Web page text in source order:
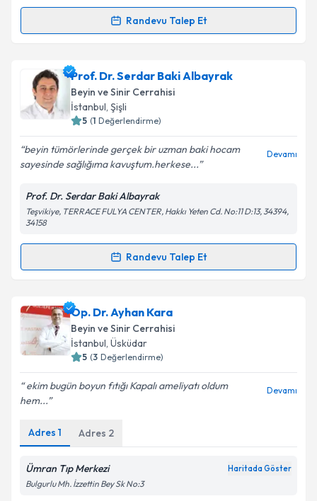
Metni'ni okudum ve kişisel verilerimin belirtilen
kapsamda işlenmesini kabul ediyorum.
Randevu Talep Et
Randevu Takvimi Talebi
Prof. Dr. Ali Yılmaziçin randevu takvimi talebi
oluşturun. Size bu uzmandan randevu almanız için bir
takvim hazırlandığında e-posta ile bilgilendireceğiz.
Kişisel verilerimin işlenmesine ilişkin
Metni'ni okudum ve kişisel verilerimin belirtilen
Takvim Talebini Gönder
Prof. Dr. Serdar Baki Albayrak
Beyin ve Sinir Cerrahisi
İstanbul, Şişli
5 (1 Değerlendirme)
beyin tümörlerinde gerçek bir uzman baki hocam
sayesinde sağlığıma kavuştum.herkese...
Devamı
Prof. Dr. Serdar Baki Albayrak
Teşvikiye, TERRACE FULYA CENTER, Hakkı Yeten Cd. No:11 D:13, 34394,
34158
Randevu Talep Et
Randevu Takvimi Talebi
Prof. Dr. Serdar Baki Albayrak
talebi oluşturun. Size bu uzmandan randevu almanız
için bir takvim hazırlandığında e-posta ile
bilgilendireceğiz.
E-posta Adresiniz
Kişisel verilerimin işlenmesine ilişkinAydınlatma
Metni'ni okudum ve kişisel verilerimin belirtilen
kapsamda işlenmesini kabul ediyorum.
Op. Dr. Ayhan Kara
Beyin ve Sinir Cerrahisi
İstanbul, Üsküdar
5 (3 Değerlendirme)
ekim bugün boyun fıtığı Kapalı ameliyatı oldum
hem...
Devamı
Adres 1 Adres 2
Ümran Tıp Merkezi Haritada Göster
Bulgurlu Mh. İzzettin Bey Sk No:3